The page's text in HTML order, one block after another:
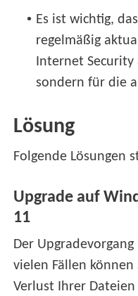
• Es ist wichtig,
regelmäßig
Internet Security
sondern für die
Lösung
Folgende Lösungen
Upgrade auf
11
Der
vielen Fällen können
Verlust Ihrer